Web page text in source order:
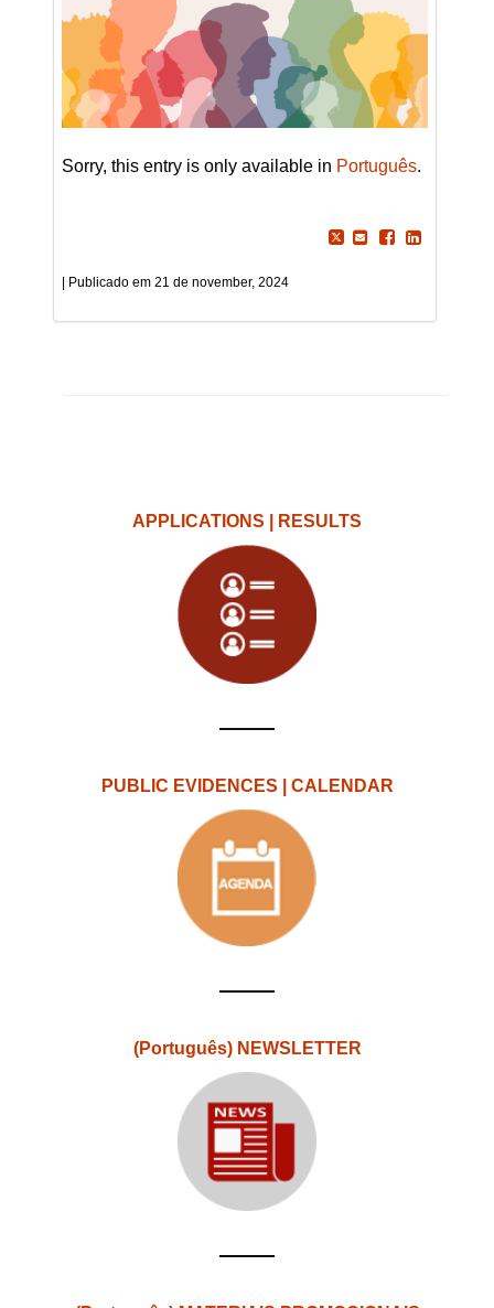
Sorry, this entry is only available in Português.
21 de november, 2024
APPLICATIONS | RESULTS
PUBLIC EVIDENCES | CALENDAR
(Português) NEWSLETTER